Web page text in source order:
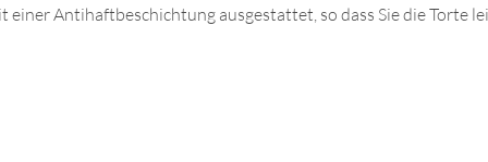
Antihaftbeschichtung ausgestattet, so dass Sie die Torte